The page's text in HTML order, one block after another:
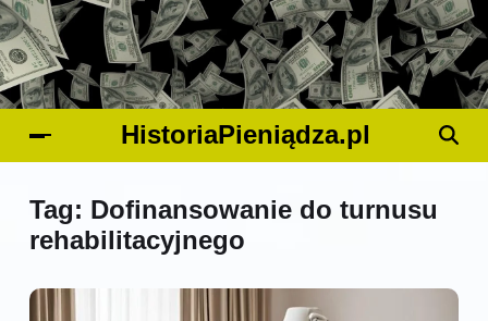
HistoriaPieniądza.pl
Tag: Dofinansowanie do turnusu
rehabilitacyjnego